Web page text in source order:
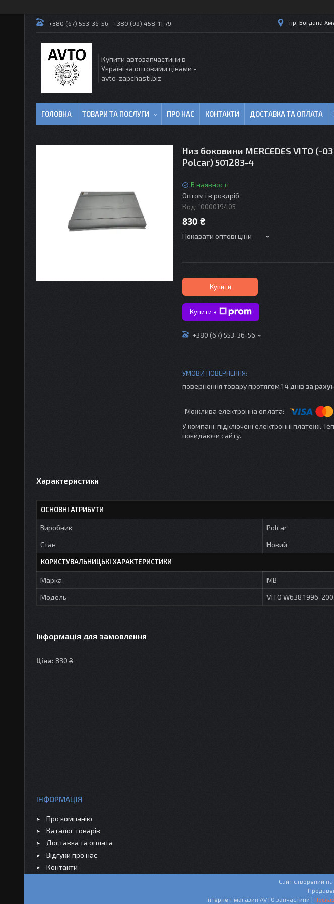
+380 (67) 553-36-56 +380 (99) 458-11-79 пр. Богдана
Купити автозапчастини в
Україні за оптовими цінами -
avto-zapchasti.biz
ГОЛОВНА ТОВАРИ ТА ПОСЛУГИ ПРО НАС КОНТАКТИ ДОСТАВКА ТА ОПЛАТА
Низ боковини MERCEDES VITO (-
Polcar) 501283-4
В наявності
Оптом і в роздріб
Код: `000019405
830 ₴
Показати оптові ціни
Купити
Купити з
+380 (67) 553-36-56
повернення товару протягом 14 днів за
У компанії підключені електронні платежі.
покидаючи сайту.
Характеристики
ОСНОВНІ АТРИБУТИ
Виробник
Polcar
Стан
Новий
КОРИСТУВАЛЬНИЦЬКІ ХАРАКТЕРИСТИКИ
Марка
MB
Мoдель
VITO W638 1996-
Інформація для замовлення
Ціна: 830 ₴
ІНФОРМАЦІЯ
Про компанію
Каталог товарів
Доставка та оплата
Відгуки про нас
Контакти
Сайт створений
Інтернет-магазин AVTO запчастини |